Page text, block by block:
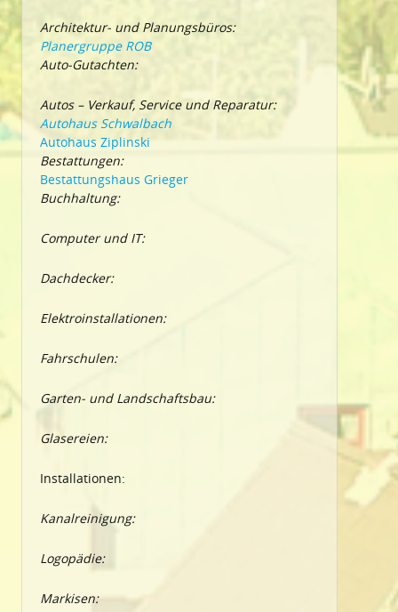
Architektur- und Planungsbüros:
Planergruppe ROB
Auto-Gutachten:
Autos – Verkauf, Service und Reparatur:
Autohaus Schwalbach
Autohaus Ziplinski
Bestattungen:
Bestattungshaus Grieger
Buchhaltung:
Computer und IT:
Dachdecker:
Elektroinstallationen:
Fahrschulen:
Garten- und Landschaftsbau:
Glasereien:
Installationen:
Kanalreinigung:
Logopädie:
Markisen: